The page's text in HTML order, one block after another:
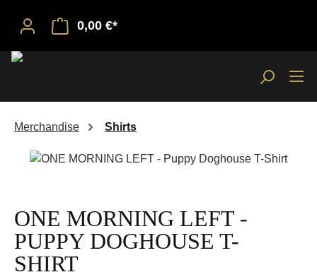
0,00 €*
Merchandise Shirts
Bildergalerie überspringen
ONE MORNING LEFT -
PUPPY DOGHOUSE T-
SHIRT